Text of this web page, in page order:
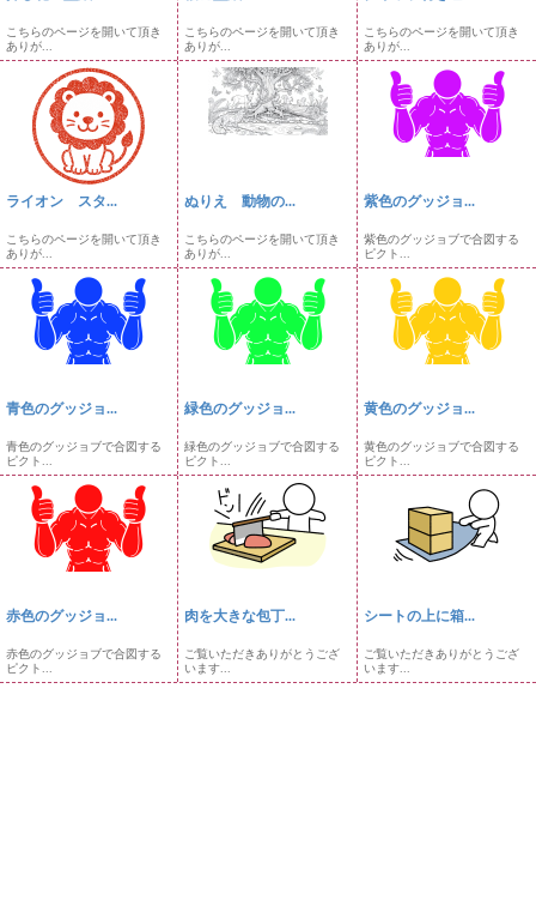
こちらのページを開いて頂き
ありが...
こちらのページを開いて頂き
ありが...
こちらのページを開いて頂き
ありが...
ライオン スタ...
こちらのページを開いて頂き
ありが...
ぬりえ 動物の...
こちらのページを開いて頂き
ありが...
紫色のグッジョ...
紫色のグッジョブで合図する
ピクト...
青色のグッジョ...
青色のグッジョブで合図する
ピクト...
緑色のグッジョ...
緑色のグッジョブで合図する
ピクト...
黄色のグッジョ...
黄色のグッジョブで合図する
ピクト...
赤色のグッジョ...
赤色のグッジョブで合図する
ピクト...
肉を大きな包丁...
ご覧いただきありがとうござ
います...
シートの上に箱...
ご覧いただきありがとうござ
います...